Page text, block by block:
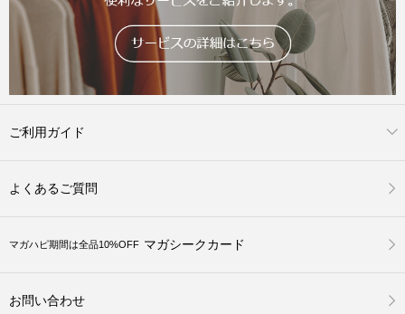
ご利用ガイド
よくあるご質問
マガハピ期間は全品10%OFF マガシークカード
お問い合わせ